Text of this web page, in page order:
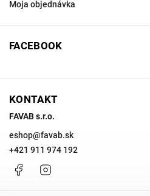
Moja objednávka
FACEBOOK
KONTAKT
FAVAB s.r.o.
eshop@favab.sk
+421 911 974 192
Facebook